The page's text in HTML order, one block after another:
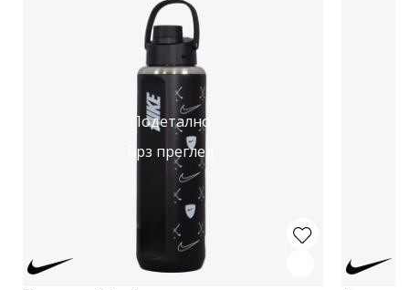
Подетално
Брз преглед